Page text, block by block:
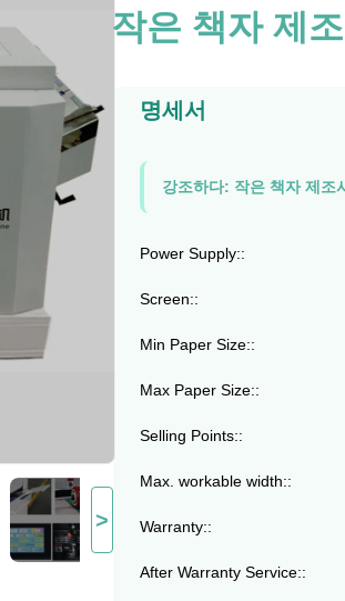
>
작은 책자 제
명세서
강조하다: 작은 책자 제조
Power Supply::
Screen::
Min Paper Size::
Max Paper Size::
Selling Points::
Max. workable width::
Warranty::
After Warranty Service::